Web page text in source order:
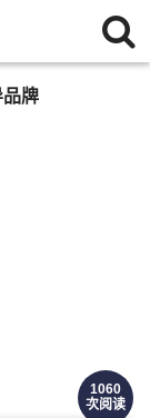
牌
1060
次阅读